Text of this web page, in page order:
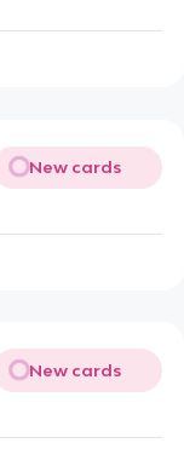
New cards
New cards